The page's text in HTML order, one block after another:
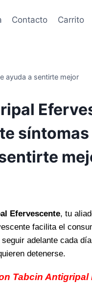
Contacto Carrito
ayuda a sentirte mejor
Efervescente, tu
facilita el
adelante cada
detenerse.
Tabcin Antigripal